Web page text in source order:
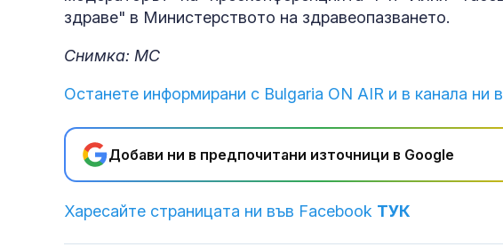
здраве" в Министерството на здравеопазването.
Снимка: МС
Останете информирани с Bulgaria ON AIR и в канала ни в
Добави ни в предпочитани източници в Google
Харесайте страницата ни във Facebook ТУК